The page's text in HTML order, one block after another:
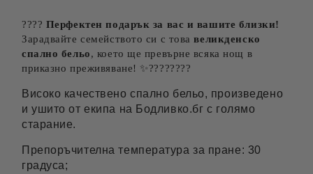
???? Перфектен подарък за вас и вашите близки!
Зарадвайте семейството си с товавеликденско
спално бельо, което ще превърне всяка нощ в
приказно преживяване! ✨????????
Високо качествено спално бельо, произведено
и ушито от екипа на Бодливко.бг с голямо
старание.
Препоръчителна температура за пране: 30
градуса;